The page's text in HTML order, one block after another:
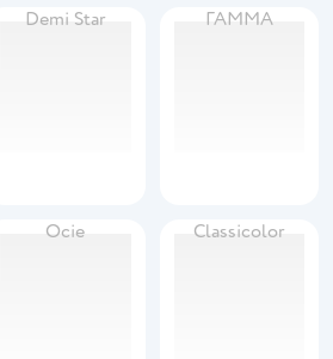
Demi Star ГАММА
Ocie Classicolor